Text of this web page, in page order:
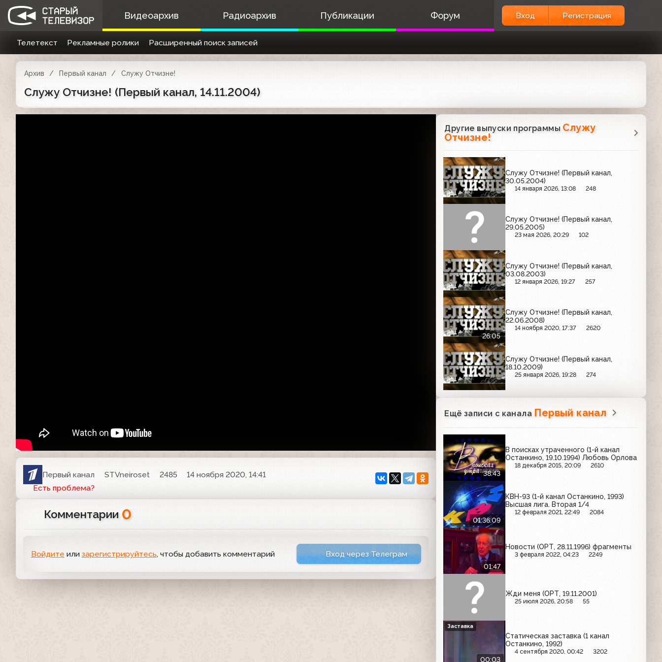
Видеоархив Радиоархив Публикации Форум Вход Регистрация
Телетекст Рекламные ролики Расширенный поиск записей
Архив Первый канал Служу Отчизне!
Служу Отчизне! (Первый канал, 14.11.2004)
Первый канал STVneiroset 2485
14 ноября 2020, 14:41
Есть проблема?
Комментарии 0
Войдите или зарегистрируйтесь, чтобы добавить комментарий Вход через Телеграм
Другие выпуски программы Служу
Отчизне!
Служу Отчизне! (Первый канал,
30.05.2004)
14 января 2026, 13:08 248
Служу Отчизне! (Первый канал,
29.05.2005)
23 мая 2026, 20:29 102
Служу Отчизне! (Первый канал,
03.08.2003)
12 января 2026, 19:27 257
26:05
Служу Отчизне! (Первый канал,
22.06.2008)
14 ноября 2020, 17:37 2620
Служу Отчизне! (Первый канал,
18.10.2009)
25 января 2026, 19:28 274
Ещё записи с канала Первый канал
38:43
В поисках утраченного (1-й канал
Останкино, 19.10.1994) Любовь Орлова
18 декабря 2015, 20:09 2610
01:36:09
КВН-93 (1-й канал Останкино, 1993)
Высшая лига. Вторая 1/4
12 февраля 2021, 22:49 2084
01:47
Новости (ОРТ, 28.11.1996) фрагменты
3 февраля 2022, 04:23 2249
Жди меня (ОРТ, 19.11.2001)
25 июля 2026, 20:58 55
00:03
Статическая заставка (1 канал
Останкино, 1992)
4 сентября 2020, 00:42 3202
Заставка